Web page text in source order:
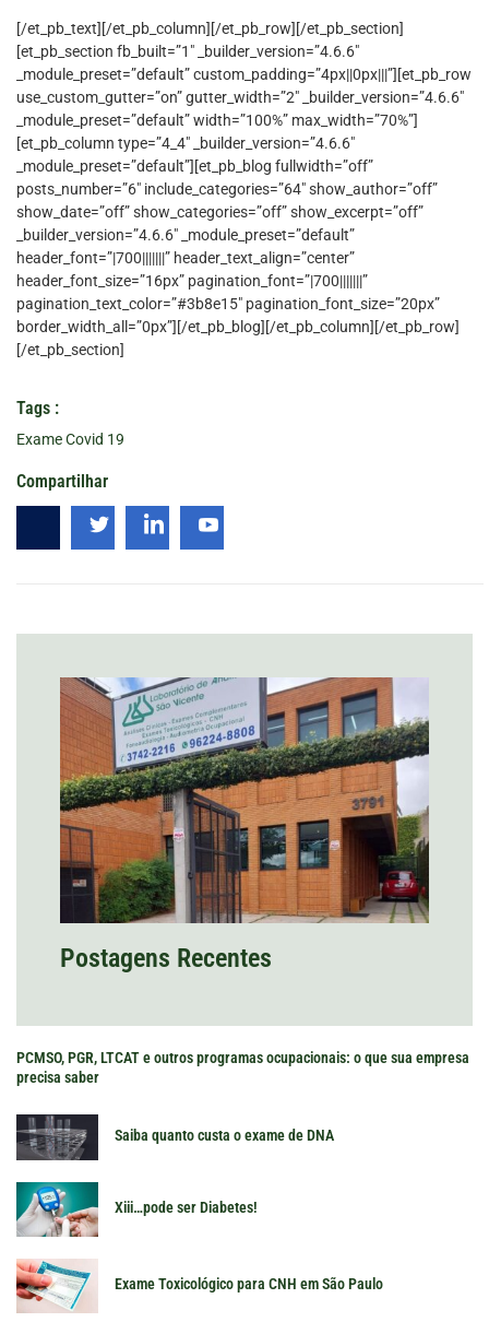
Postagens Recentes
PCMSO, PGR, LTCAT e outros programas ocupacionais: o que sua empresa
precisa saber
Saiba quanto custa o exame de DNA
Xiii…pode ser Diabetes!
Exame Toxicológico para CNH em São Paulo
[/et_pb_text][/et_pb_column][/et_pb_row][/et_pb_section]
[et_pb_section fb_built=”1″ _builder_version=”4.6.6″
_module_preset=”default” custom_padding=”4px||0px|||”][et_pb_row
use_custom_gutter=”on” gutter_width=”2″ _builder_version=”4.6.6″
_module_preset=”default” width=”100%” max_width=”70%”]
[et_pb_column type=”4_4″ _builder_version=”4.6.6″
_module_preset=”default”][et_pb_blog fullwidth=”off”
posts_number=”6″ include_categories=”64″ show_author=”off”
show_date=”off” show_categories=”off” show_excerpt=”off”
_builder_version=”4.6.6″ _module_preset=”default”
header_font=”|700|||||||” header_text_align=”center”
header_font_size=”16px” pagination_font=”|700|||||||”
pagination_text_color=”#3b8e15″ pagination_font_size=”20px”
border_width_all=”0px”][/et_pb_blog][/et_pb_column][/et_pb_row]
[/et_pb_section]
Tags :
Exame Covid 19
Compartilhar